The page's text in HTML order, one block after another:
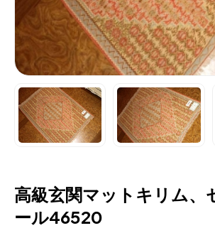
高級玄関マットキリム、
ール46520